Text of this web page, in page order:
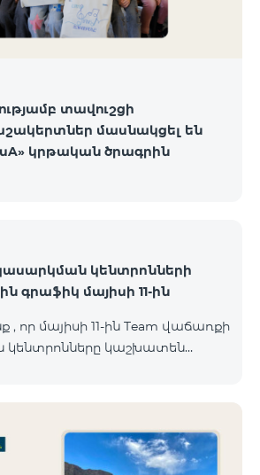
տավուշցի
մասնակցել են
կրթական ծրագրին
կենտրոնների
գրաֆիկ մայիսի 11-ին
, որ մայիսի 11-ին Team վաճառքի
կաշխատեն
Մայիսի 11-ի փոփոխված